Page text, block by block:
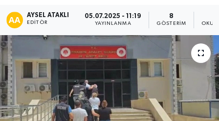
AYSEL ATAKLI
EDITÖR
05.07.2025 - 11:19
YAYINLANMA
8
GÖSTERIM
Son Dakika Haberleri
Haber Arşivi